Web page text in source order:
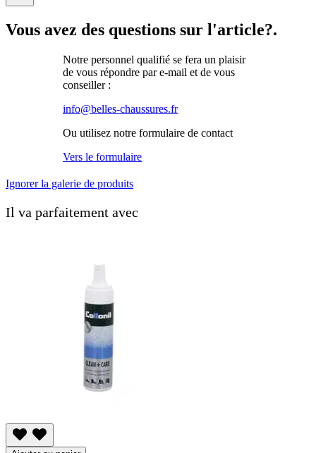
Vous avez des questions sur l'article?.
Notre personnel qualifié se fera un plaisir
de vous répondre par e-mail et de vous
conseiller :
info@belles-chaussures.fr
Ou utilisez notre formulaire de contact
Vers le formulaire
Ignorer la galerie de produits
Il va parfaitement avec